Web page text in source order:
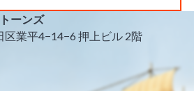
ーンズ
業平4−14−6 押上ビル 2階